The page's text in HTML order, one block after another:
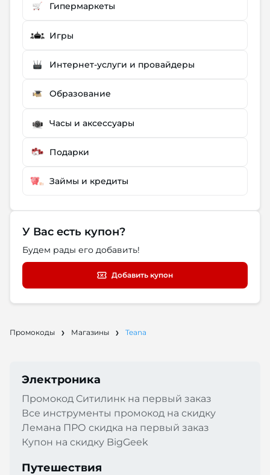
Гипермаркеты
Игры
Интернет-услуги и провайдеры
Образование
Часы и аксессуары
Подарки
Займы и кредиты
У Вас есть купон?
Будем рады его добавить!
Добавить купон
Промокоды Магазины Teana
Электроника
Промокод Cитилинк на первый заказ
Все инструменты промокод на скидку
Лемана ПРО скидка на первый заказ
Купон на скидку BigGeek
Путешествия